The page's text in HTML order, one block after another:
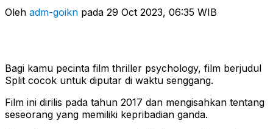
Oleh adm-goikn pada 29 Oct 2023, 06:35 WIB
Bagi kamu pecinta film thriller psychology, film berjudul
Split cocok untuk diputar di waktu senggang.
Film ini dirilis pada tahun 2017 dan mengisahkan tentang
seseorang yang memiliki kepribadian ganda.